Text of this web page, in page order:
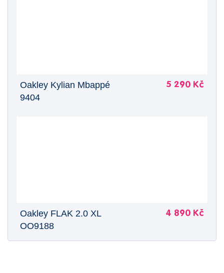
Oakley Kylian Mbappé
9404
5 290 Kč
Oakley FLAK 2.0 XL
OO9188
4 890 Kč